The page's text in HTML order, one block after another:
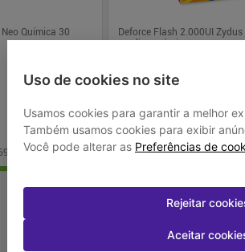
Uso de cookies no site
Usamos cookies para garantir a melhor
Também usamos cookies para exibir
Você pode alterar as Preferências de
Rejeitar
Aceitar
Química 30
sem juros
Deforce Flash 2.000UI
orodispersíveis
R$ 67,79
Em até1x de R$ 67,79sem
- +